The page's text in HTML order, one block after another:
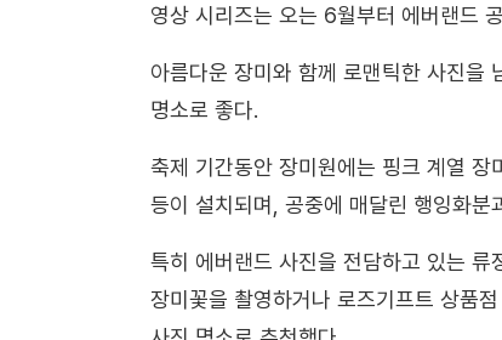
영상 시리즈는 오는 6월부터 에버랜드
아름다운 장미와 함께 로맨틱한 사진을
명소로 좋다.
축제 기간동안 장미원에는 핑크 계열
등이 설치되며, 공중에 매달린 행잉화
특히 에버랜드 사진을 전담하고 있는
장미꽃을 촬영하거나 로즈기프트 상품